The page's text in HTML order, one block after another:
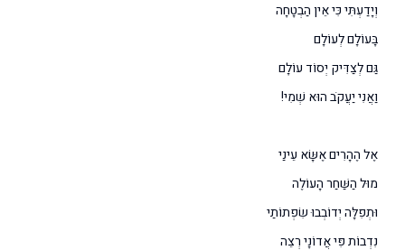
וְיָדַעְתִּי כִּי אֵין הַבְטָחָה
בָּעוֹלָם לְעוֹלָם
גַּם לְצַדִּיק יְסוֹד עוֹלָם
וַאֲנִי יַעֲקֹב הוּא שְׁמִי!
אֶל הֶהָרִים אֶשָּׂא עֵינַי
מוּל הַשַּׁחַר הָעוֹלֶה
וּתְפִלָּה יְדוֹבְבוּ שִׂפְתוֹתַי
נִדְבוֹת פִּי אֲדוֹנָי רְצֵה